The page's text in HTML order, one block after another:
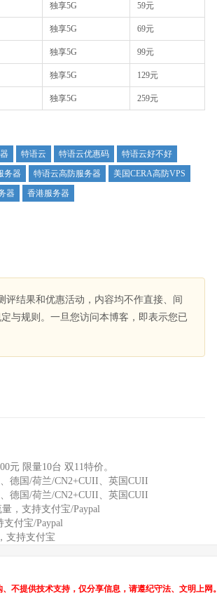
独享5G 59元
独享5G 69元
独享5G 99元
独享5G 129元
独享5G 259元
特语云 特语云优惠码
特语云好不好
务器 特语云高防服务器
美国CERA高防VPS
器 香港服务器
评结果和优惠活动，内容均不作直接、间
与规则。一旦您访问本博客，即表示您已
元 限量10台 双11特价。
德国/荷兰/CN2+CUII、英国CUII
德国/荷兰/CN2+CUII、英国CUII
，支持支付宝/Paypal
付宝/Paypal
支持支付宝
不提供技术支持，仅分享信息，请遵纪守法、文明上网。